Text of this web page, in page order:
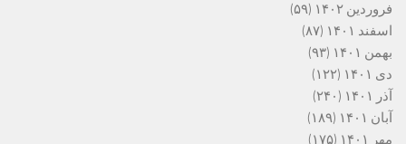
فروردین ۱۴۰۲
(۵۹)
اسفند ۱۴۰۱
(۸۷)
بهمن ۱۴۰۱
(۹۳)
دی ۱۴۰۱
(۱۲۲)
آذر ۱۴۰۱
(۲۴۰)
آبان ۱۴۰۱
(۱۸۹)
مهر ۱۴۰۱
(۱۷۵)